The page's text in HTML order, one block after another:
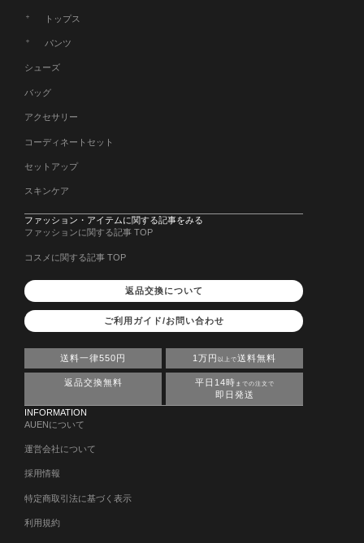
トップス
パンツ
シューズ
バッグ
アクセサリー
コーディネートセット
セットアップ
スキンケア
ファッション・アイテムに関する記事をみる
ファッションに関する記事 TOP
コスメに関する記事 TOP
返品交換について
ご利用ガイド/お問い合わせ
送料一律550円 1万円 以上で送料無料
返品交換無料 平日14時 までの注文で
即日発送
INFORMATION
AUENについて
運営会社について
採用情報
特定商取引法に基づく表示
利用規約